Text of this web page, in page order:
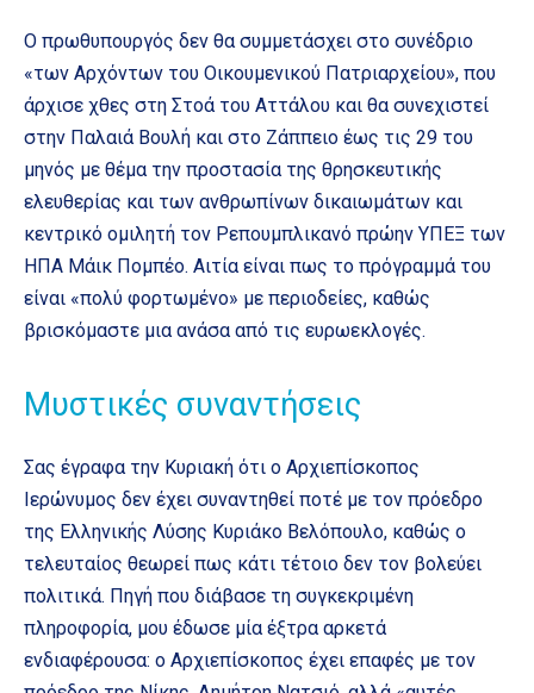
Ο πρωθυπουργός δεν θα συμμετάσχει στο συνέδριο
«των Αρχόντων του Οικουμενικού Πατριαρχείου», που
άρχισε χθες στη Στοά του Αττάλου και θα συνεχιστεί
στην Παλαιά Βουλή και στο Ζάππειο έως τις 29 του
μηνός με θέμα την προστασία της θρησκευτικής
ελευθερίας και των ανθρωπίνων δικαιωμάτων και
κεντρικό ομιλητή τον Ρεπουμπλικανό πρώην ΥΠΕΞ των
ΗΠΑ Μάικ Πομπέο. Αιτία είναι πως το πρόγραμμά του
είναι «πολύ φορτωμένο» με περιοδείες, καθώς
βρισκόμαστε μια ανάσα από τις ευρωεκλογές.
Μυστικές συναντήσεις
Σας έγραφα την Κυριακή ότι ο Αρχιεπίσκοπος
Ιερώνυμος δεν έχει συναντηθεί ποτέ με τον πρόεδρο
της Ελληνικής Λύσης Κυριάκο Βελόπουλο, καθώς ο
τελευταίος θεωρεί πως κάτι τέτοιο δεν τον βολεύει
πολιτικά. Πηγή που διάβασε τη συγκεκριμένη
πληροφορία, μου έδωσε μία έξτρα αρκετά
ενδιαφέρουσα: ο Αρχιεπίσκοπος έχει επαφές με τον